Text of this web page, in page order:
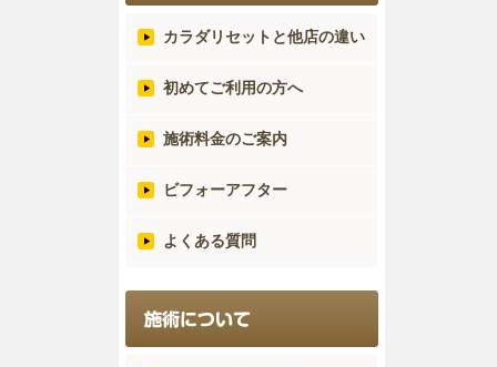
カラダリセットと他店の違い
初めてご利用の方へ
施術料金のご案内
ビフォーアフター
よくある質問